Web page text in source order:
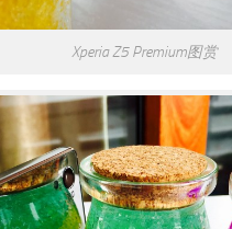
Xperia Z5 Premium图赏